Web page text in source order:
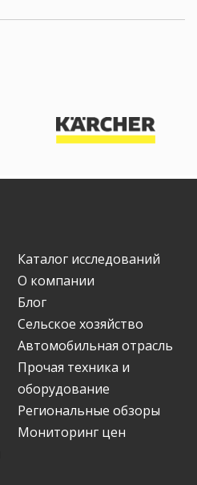
Каталог исследований
О компании
Блог
Сельское хозяйство
Автомобильная отрасль
Прочая техника и
оборудование
Региональные обзоры
Мониторинг цен